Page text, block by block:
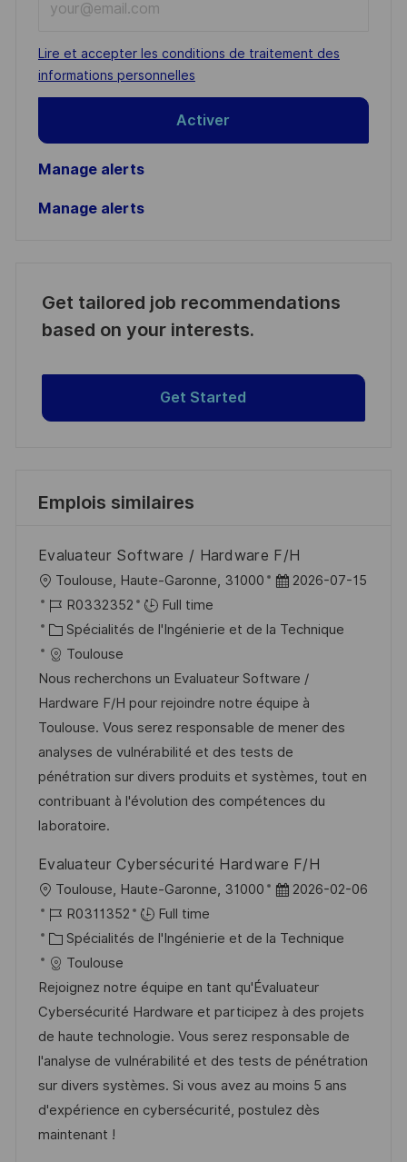
Email
address
(Required)
Required
Lire et accepter les conditions de traitement des
informations personnelles
Activer
Manage alerts
Manage alerts
Get tailored job recommendations
based on your interests.
Get Started
Emplois similaires
Evaluateur Software / Hardware F/H
o
c
a
l
i
s
a
t
i
o
Toulouse, Haute-Garonne, 31000
D
t
d
’
a
f
f
i
a
g
2026-07-15
R
é
f
é
r
e
n
c
e
d
p
o
s
t
e
R0332352
Full time
C
a
t
é
g
o
r
i
e
Spécialités de l'Ingénierie et de la Technique
Toulouse
Nous recherchons un Evaluateur Software /
Hardware F/H pour rejoindre notre équipe à
Toulouse. Vous serez responsable de mener des
analyses de vulnérabilité et des tests de
pénétration sur divers produits et systèmes, tout en
contribuant à l'évolution des compétences du
laboratoire.
Evaluateur Cybersécurité Hardware F/H
o
c
a
l
i
s
a
t
i
o
Toulouse, Haute-Garonne, 31000
D
t
d
’
a
f
f
i
2026-02-06
R
é
f
é
r
e
n
c
e
d
R0311352
Full time
C
a
t
é
g
o
r
i
e
Spécialités de l'Ingénierie et de la Technique
Toulouse
Rejoignez notre équipe en tant qu'Évaluateur
Cybersécurité Hardware et participez à des projets
de haute technologie. Vous serez responsable de
l'analyse de vulnérabilité et des tests de pénétration
sur divers systèmes. Si vous avez au moins 5 ans
d'expérience en cybersécurité, postulez dès
maintenant !